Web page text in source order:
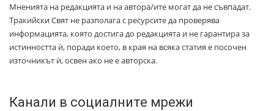
Мненията на редакцията и на автора/ите могат да не съвпадат.
Тракийски Свят не разполага с ресурсите да проверява
информацията, която достига до редакцията и не гарантира за
истинността ѝ, поради което, в края на всяка статия е посочен
източникът ѝ, освен ако не е авторска.
Канали в социалните мрежи